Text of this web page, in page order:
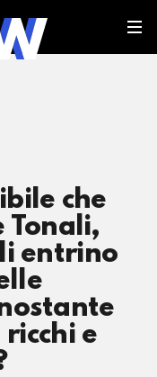
che
Tonali,
entrino
e